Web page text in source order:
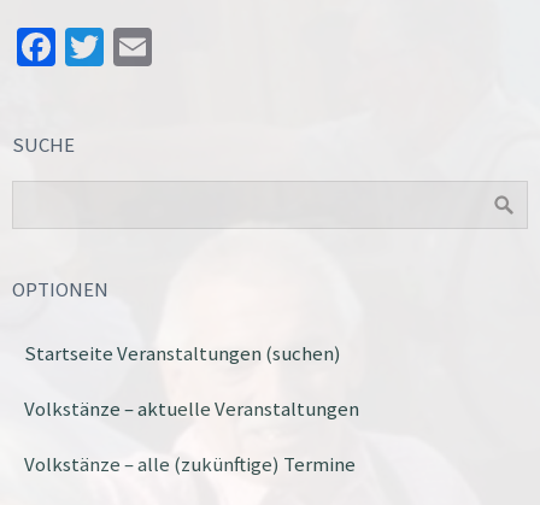
Facebook
Twitter
SUCHE
OPTIONEN
Startseite Veranstaltungen (suchen)
Volkstänze – aktuelle Veranstaltungen
Volkstänze – alle (zukünftige) Termine